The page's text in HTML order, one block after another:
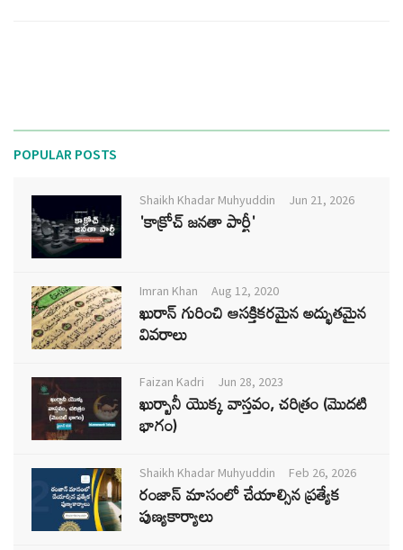
POPULAR POSTS
Shaikh Khadar Muhyuddin Jun 21, 2026
'కాక్రోచ్ జనతా పార్టీ'
Imran Khan Aug 12, 2020
ఖురాన్ గురించి ఆసక్తికరమైన అద్భుతమైన
వివరాలు
Faizan Kadri Jun 28, 2023
ఖుర్బానీ యొక్క వాస్తవం, చరిత్రం (మొదటి
భాగం)
Shaikh Khadar Muhyuddin Feb 26, 2026
రంజాన్ మాసంలో చేయాల్సిన ప్రత్యేక
పుణ్యకార్యాలు